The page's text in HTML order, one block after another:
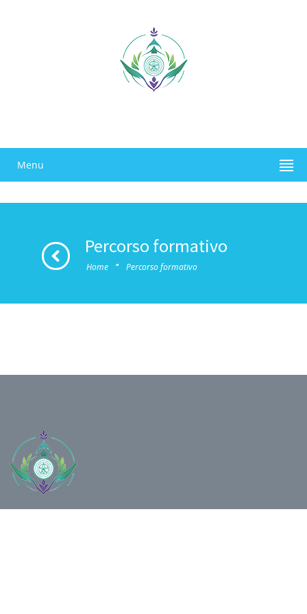
Menu
Percorso formativo
Home · Percorso formativo